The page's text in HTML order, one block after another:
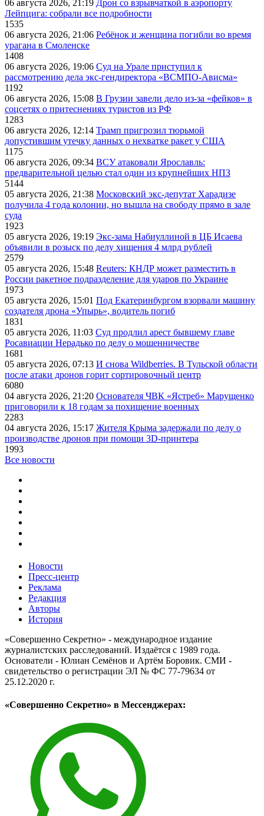
06 августа 2026, 21:19 Дрон со взрывчаткой в аэропорту
Лейпцига: собрали все подробности
1535
06 августа 2026, 21:06 Ребёнок и женщина погибли во время
урагана в Смоленске
1408
06 августа 2026, 19:06 Суд на Урале приступил к
рассмотрению дела экс-гендиректора «ВСМПО-Ависма»
1192
06 августа 2026, 15:08 В Грузии завели дело из-за «фейков» в
соцсетях о притеснениях туристов из РФ
1283
06 августа 2026, 12:14 Трамп пригрозил тюрьмой
допустившим утечку данных о нехватке ракет у США
1175
06 августа 2026, 09:34 ВСУ атаковали Ярославль:
предварительной целью стал один из крупнейших НПЗ
5144
05 августа 2026, 21:38 Московский экс-депутат Харадизе
получила 4 года колонии, но вышла на свободу прямо в зале
суда
1923
05 августа 2026, 19:19 Экс-зама Набиуллиной в ЦБ Исаева
объявили в розыск по делу хищения 4 млрд рублей
2579
05 августа 2026, 15:48 Reuters: КНДР может разместить в
России ракетное подразделение для ударов по Украине
1973
05 августа 2026, 15:01 Под Екатеринбургом взорвали машину
создателя дрона «Упырь», водитель погиб
1831
05 августа 2026, 11:03 Суд продлил арест бывшему главе
Росавиации Нерадько по делу о мошенничестве
1681
05 августа 2026, 07:13 И снова Wildberries. В Тульской области
после атаки дронов горит сортировочный центр
6080
04 августа 2026, 21:20 Основателя ЧВК «Ястреб» Марущенко
приговорили к 18 годам за похищение военных
2283
04 августа 2026, 15:17 Жителя Крыма задержали по делу о
производстве дронов при помощи 3D‑принтера
1993
Все новости
Новости
Пресс-центр
Реклама
Редакция
Авторы
История
«Совершенно Секретно» - международное издание
журналистских расследований. Издаётся с 1989 года.
Основатели - Юлиан Семёнов и Артём Боровик. CМИ -
свидетельство о регистрации ЭЛ № ФС 77-79634 от
25.12.2020 г.
«Совершенно Секретно» в Мессенджерах: